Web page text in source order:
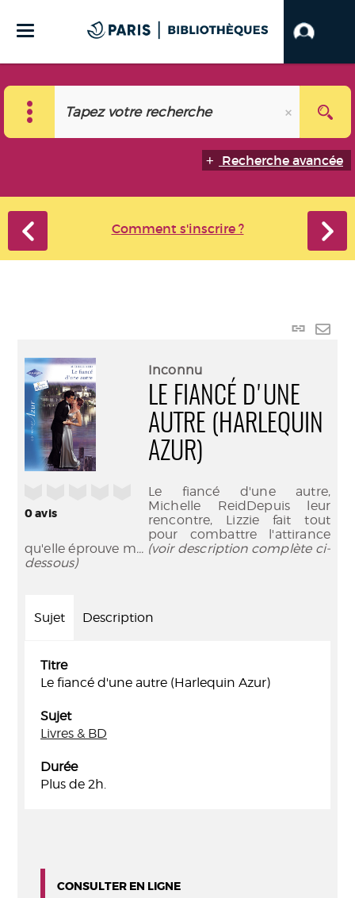
Recherche avancée
Comment s'inscrire ?
Lien
0avis
Inconnu
LE FIANCÉ D'UNE
AUTRE (HARLEQUIN
AZUR)
Le fiancé d'une autre,
Michelle ReidDepuis leur
rencontre, Lizzie fait tout
pour combattre l'attirance
qu'elle éprouve m... (voir description complète ci-
dessous)
Sujet Description
Titre
Le fiancé d'une autre (Harlequin Azur)
Sujet
Livres & BD
Durée
Plus de 2h.
CONSULTER EN LIGNE